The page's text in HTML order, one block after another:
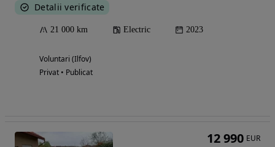
Detalii verificate
21 000 km Electric 2023
Voluntari (Ilfov)
Privat • Publicat
12 990 EUR